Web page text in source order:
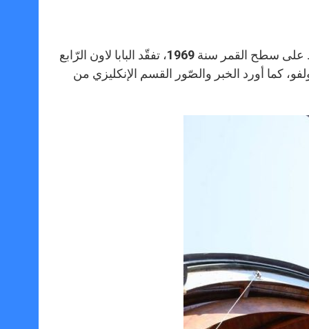
بعد تلاوته صلاة التبشير الملائكي ظهر الأحد 21 تموز، وفي ذكرى الهبوط على سطح القمر سنة 1969، تفقّد البابا لاون الرّابع
كما أورد الخبر والصّور القسم الإنكليزي من